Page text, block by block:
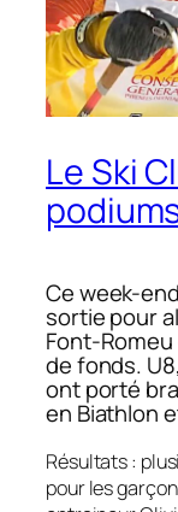
Le Ski
Ce week-
sortie pour
Font-
de fonds.
ont porté
en Biathlon
Résultats :
pour les